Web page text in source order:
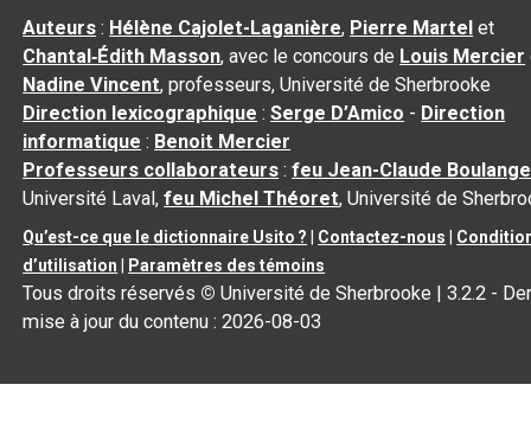
Auteurs : Hélène Cajolet-Laganière, Pierre Martel et
Chantal‑Édith Masson, avec le concours de Louis Mercier
Nadine Vincent, professeurs, Université de Sherbrooke
Direction lexicographique :Serge D’Amico - Direction
informatique : Benoit Mercier
Professeurs collaborateurs :feu Jean-Claude
Université Laval,feu Michel Théoret, Université de
Qu’est-ce que le dictionnaire Usito ? Contactez-nous
d’utilisation
Paramètres des témoins
Tous droits réservés © Université de Sherbrooke |3.2.2 -
mise à jour du contenu :2026-08-03